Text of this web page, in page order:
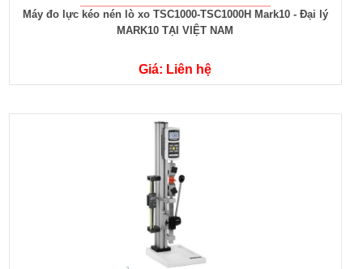
Máy đo lực kéo nén lò xo TSC1000-TSC1000H Mark10 - Đại lý
MARK10 TẠI VIỆT NAM
Giá: Liên hệ